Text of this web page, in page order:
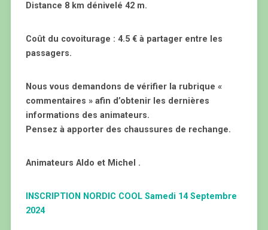
Distance 8 km dénivelé 42 m.
Coût du covoiturage : 4.5 € à partager entre les
passagers.
Nous vous demandons de vérifier la rubrique «
commentaires » afin d’obtenir les dernières
informations des animateurs.
Pensez à apporter des chaussures de rechange.
Animateurs Aldo et Michel .
INSCRIPTION NORDIC COOL Samedi 14 Septembre
2024